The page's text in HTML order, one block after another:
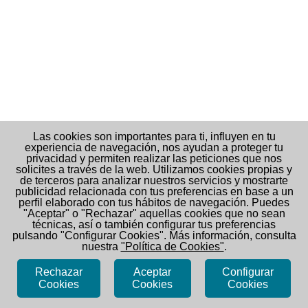
Las cookies son importantes para ti, influyen en tu
experiencia de navegación, nos ayudan a proteger tu
privacidad y permiten realizar las peticiones que nos
solicites a través de la web. Utilizamos cookies propias y
de terceros para analizar nuestros servicios y mostrarte
publicidad relacionada con tus preferencias en base a un
perfil elaborado con tus hábitos de navegación. Puedes
"Aceptar" o "Rechazar" aquellas cookies que no sean
técnicas, así o también configurar tus preferencias
pulsando "Configurar Cookies". Más información, consulta
nuestra "Política de Cookies".
Rechazar
Cookies
Aceptar
Cookies
Configurar
Cookies